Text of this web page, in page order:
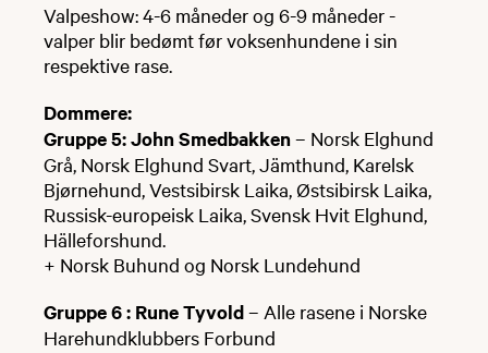
Valpeshow: 4-6 måneder og 6-9 måneder -
valper blir bedømt før voksenhundene i sin
respektive rase.
Dommere:
Gruppe 5: John Smedbakken– Norsk Elghund
Grå, Norsk Elghund Svart, Jämthund, Karelsk
Bjørnehund, Vestsibirsk Laika, Østsibirsk Laika,
Russisk-europeisk Laika, Svensk Hvit Elghund,
Hälleforshund.
+ Norsk Buhund og Norsk Lundehund
Gruppe 6 : Rune Tyvold– Alle rasene i Norske
Harehundklubbers Forbund